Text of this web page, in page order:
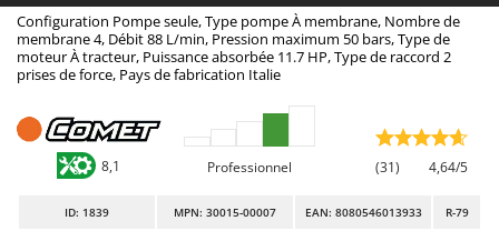
Aspirateurs - Balais Électriques
Aspirateurs à cendres
Aspirateurs à feuilles sur roues
Aspirateurs de piscine
Aspirateurs Multifonctions
Atomiseurs agricoles pour tracteurs
Atomiseurs pour traitements
Aima
Airmec
AL-KO
ALA 2000
Alce
Alpina
Ama
Configuration Pompe seule, Type pompe À membrane, Nombre de
membrane 4, Débit 88 L/min, Pression maximum 50 bars, Type de
moteur À tracteur, Puissance absorbée 11.7 HP, Type de raccord 2
prises de force, Pays de fabrication Italie
8,1 Professionnel (31) 4,64/5
ID: 1839 MPN: 30015-00007 EAN: 8080546013933 R-79